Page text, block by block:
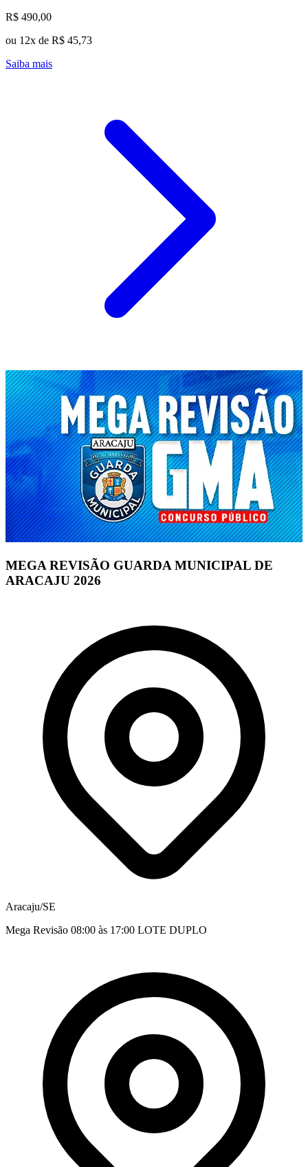
R$ 490,00
ou 12x de R$ 45,73
Saiba mais
MEGA REVISÃO GUARDA MUNICIPAL DE
ARACAJU 2026
Aracaju/SE
Mega Revisão 08:00 às 17:00 LOTE DUPLO